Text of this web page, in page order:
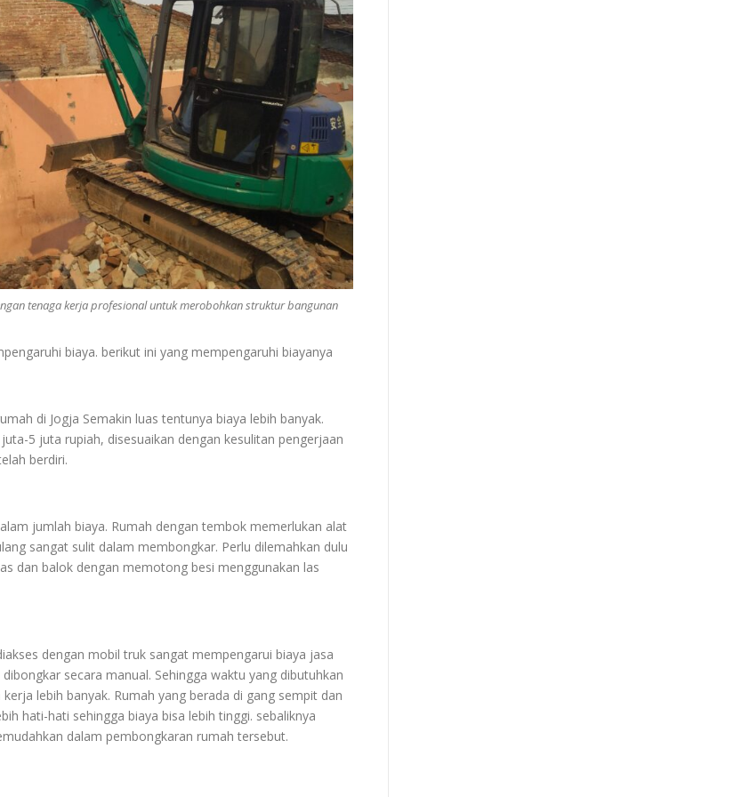
tenaga kerja profesional untuk merobohkan struktur bangunan
biaya. berikut ini yang mempengaruhi biayanya
di Jogja Semakin luas tentunya biaya lebih banyak.
5 juta rupiah, disesuaikan dengan kesulitan pengerjaan
berdiri.
jumlah biaya. Rumah dengan tembok memerlukan alat
sangat sulit dalam membongkar. Perlu dilemahkan dulu
dan balok dengan memotong besi menggunakan las
dengan mobil truk sangat mempengarui biaya jasa
secara manual. Sehingga waktu yang dibutuhkan
lebih banyak. Rumah yang berada di gang sempit dan
hati-hati sehingga biaya bisa lebih tinggi. sebaliknya
dalam pembongkaran rumah tersebut.